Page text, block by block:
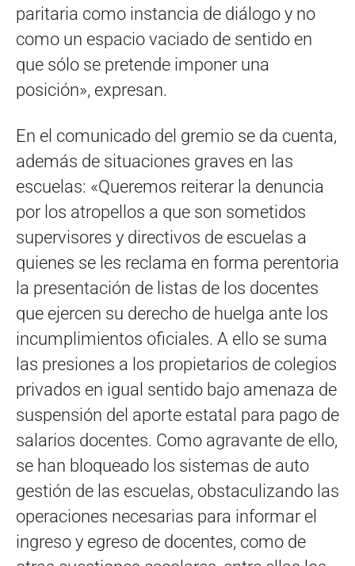
paritaria como instancia de diálogo y no
como un espacio vaciado de sentido en
que sólo se pretende imponer una
posición», expresan.
En el comunicado del gremio se da cuenta,
además de situaciones graves en las
escuelas: «Queremos reiterar la denuncia
por los atropellos a que son sometidos
supervisores y directivos de escuelas a
quienes se les reclama en forma perentoria
la presentación de listas de los docentes
que ejercen su derecho de huelga ante los
incumplimientos oficiales. A ello se suma
las presiones a los propietarios de colegios
privados en igual sentido bajo amenaza de
suspensión del aporte estatal para pago de
salarios docentes. Como agravante de ello,
se han bloqueado los sistemas de auto
gestión de las escuelas, obstaculizando las
operaciones necesarias para informar el
ingreso y egreso de docentes, como de